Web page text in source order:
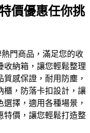
價優惠任你挑
門商品，滿足您的收
收納箱，讓您輕鬆整理
感保證，耐用防塵，
櫃，防落卡扣設計，讓
擇，適用各種場景，
特價，讓您輕鬆打造整